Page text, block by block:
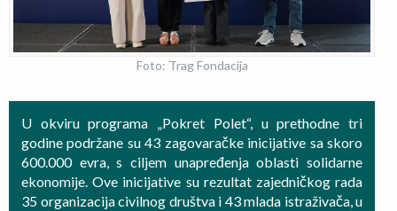
Foto: Trag Fondacija
U okviru programa „Pokret Polet“, u prethodne tri
godine podržane su 43 zagovaračke inicijative sa skoro
600.000 evra, s ciljem unapređenja oblasti solidarne
ekonomije. Ove inicijative su rezultat zajedničkog rada
35 organizacija civilnog društva i 43 mlada istraživača, u